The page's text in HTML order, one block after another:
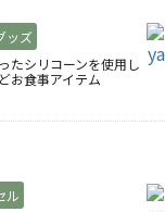
ッズ
たシリコーンを使用し
お食事アイテム
ル